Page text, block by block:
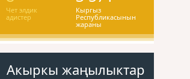
Чет элдик
адистер
Кыргыз
Республикасынын
жараны
Акыркы жаңылыктар